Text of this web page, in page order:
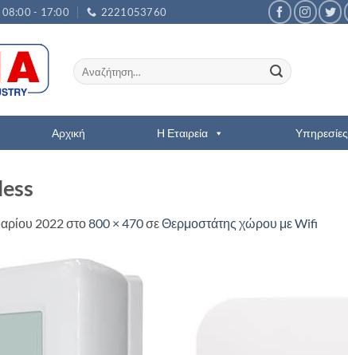
08:00 - 17:00 2221053760
Αναζήτηση
για:
Αρχική Η Εταιρεία Υπηρεσίες
2022στο800 × 470σεΘερμοστάτης χώρου με Wifi